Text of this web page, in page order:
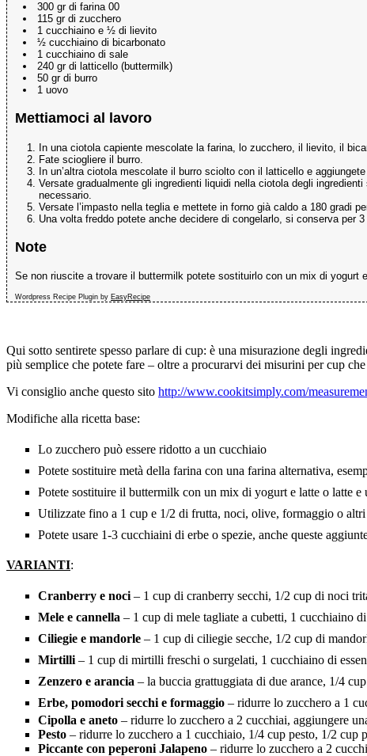
300 gr di farina 00
115 gr di zucchero
1 cucchiaino e ½ di lievito
½ cucchiaino di bicarbonato
1 cucchiaino di sale
240 gr di latticello (buttermilk)
50 gr di burro
1 uovo
Mettiamoci al lavoro
In una ciotola capiente mescolate la farina, lo zucchero, il lievito, il
Fate sciogliere il burro.
In un’altra ciotola mescolate il burro sciolto con il latticello e aggiungete
Versate gradualmente gli ingredienti liquidi nella ciotola degli
necessario.
Versate l’impasto nella teglia e mettete in forno già caldo a 180 gradi
Una volta freddo potete anche decidere di congelarlo, si conserva per 3
Note
Se non riuscite a trovare il buttermilk potete sostituirlo con un mix di yogurt
Wordpress Recipe Plugin by EasyRecipe
Qui sotto sentirete spesso parlare di cup: è una misurazione degli
più semplice che potete fare – oltre a procurarvi dei misurini per cup
Vi consiglio anche questo sito http://www.cookitsimply.com/
Modifiche alla ricetta base:
Lo zucchero può essere ridotto a un cucchiaio
Potete sostituire metà della farina con una farina alternativa,
Potete sostituire il buttermilk con un mix di yogurt e latte o latte e
Utilizzate fino a 1 cup e 1/2 di frutta, noci, olive, formaggio o
Potete usare 1-3 cucchiaini di erbe o spezie, anche queste
VARIANTI:
Cranberry e noci – 1 cup di cranberry secchi, 1/2 cup di noci
Mele e cannella – 1 cup di mele tagliate a cubetti, 1 cucchiaino
Ciliegie e mandorle – 1 cup di ciliegie secche, 1/2 cup di
Mirtilli – 1 cup di mirtilli freschi o surgelati, 1 cucchiaino di
Zenzero e arancia – la buccia grattuggiata di due arance, 1/4
Erbe, pomodori secchi e formaggio – ridurre lo zucchero a 1
Cipolla e aneto – ridurre lo zucchero a 2 cucchiai, aggiungere
Pesto – ridurre lo zucchero a 1 cucchiaio, 1/4 cup pesto, 1/2 cup
Piccante con peperoni Jalapeno – ridurre lo zucchero a 2